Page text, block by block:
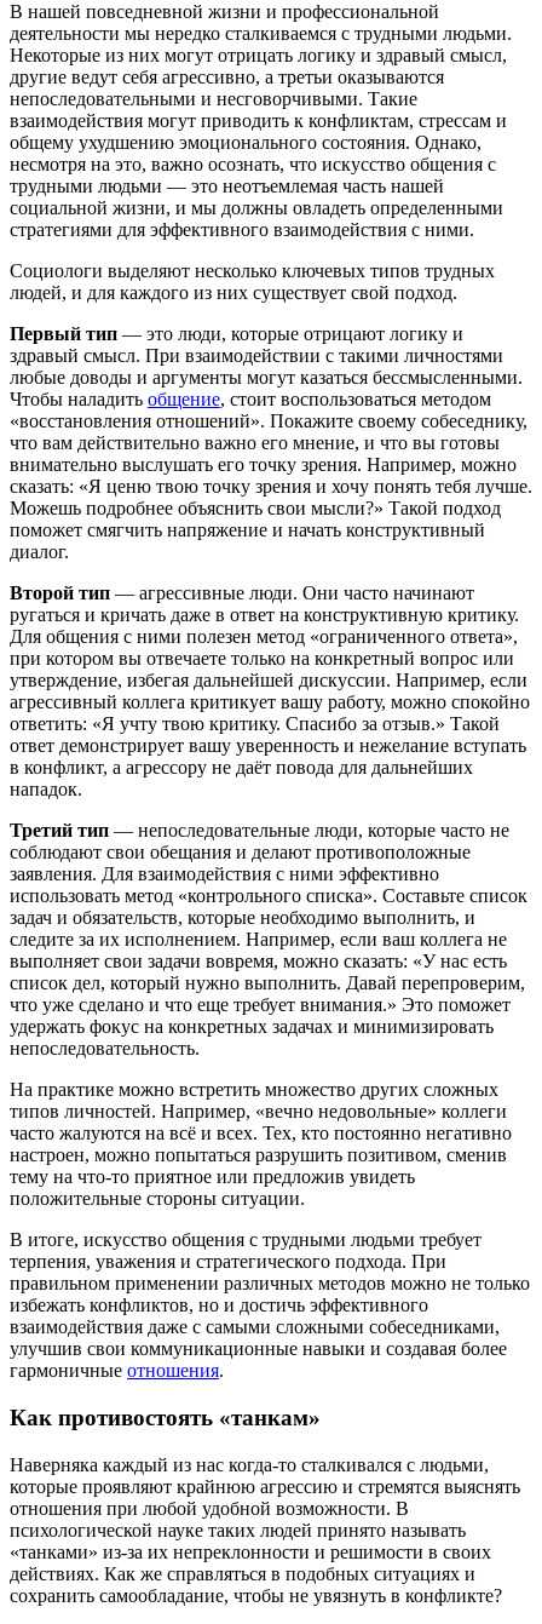
В нашей повседневной жизни и профессиональной
деятельности мы нередко сталкиваемся с трудными людьми.
Некоторые из них могут отрицать логику и здравый смысл,
другие ведут себя агрессивно, а третьи оказываются
непоследовательными и несговорчивыми. Такие
взаимодействия могут приводить к конфликтам, стрессам и
общему ухудшению эмоционального состояния. Однако,
несмотря на это, важно осознать, что искусство общения с
трудными людьми — это неотъемлемая часть нашей
социальной жизни, и мы должны овладеть определенными
стратегиями для эффективного взаимодействия с ними.
Социологи выделяют несколько ключевых типов трудных
людей, и для каждого из них существует свой подход.
Первый тип — это люди, которые отрицают логику и
здравый смысл. При взаимодействии с такими личностями
любые доводы и аргументы могут казаться бессмысленными.
Чтобы наладить общение, стоит воспользоваться методом
«восстановления отношений». Покажите своему собеседнику,
что вам действительно важно его мнение, и что вы готовы
внимательно выслушать его точку зрения. Например, можно
сказать: «Я ценю твою точку зрения и хочу понять тебя лучше.
Можешь подробнее объяснить свои мысли?» Такой подход
поможет смягчить напряжение и начать конструктивный
диалог.
Второй тип — агрессивные люди. Они часто начинают
ругаться и кричать даже в ответ на конструктивную критику.
Для общения с ними полезен метод «ограниченного ответа»,
при котором вы отвечаете только на конкретный вопрос или
утверждение, избегая дальнейшей дискуссии. Например, если
агрессивный коллега критикует вашу работу, можно спокойно
ответить: «Я учту твою критику. Спасибо за отзыв.» Такой
ответ демонстрирует вашу уверенность и нежелание вступать
в конфликт, а агрессору не даёт повода для дальнейших
нападок.
Третий тип — непоследовательные люди, которые часто не
соблюдают свои обещания и делают противоположные
заявления. Для взаимодействия с ними эффективно
использовать метод «контрольного списка». Составьте список
задач и обязательств, которые необходимо выполнить, и
следите за их исполнением. Например, если ваш коллега не
выполняет свои задачи вовремя, можно сказать: «У нас есть
список дел, который нужно выполнить. Давай перепроверим,
что уже сделано и что еще требует внимания.» Это поможет
удержать фокус на конкретных задачах и минимизировать
непоследовательность.
На практике можно встретить множество других сложных
типов личностей. Например, «вечно недовольные» коллеги
часто жалуются на всё и всех. Тех, кто постоянно негативно
настроен, можно попытаться разрушить позитивом, сменив
тему на что-то приятное или предложив увидеть
положительные стороны ситуации.
В итоге, искусство общения с трудными людьми требует
терпения, уважения и стратегического подхода. При
правильном применении различных методов можно не только
избежать конфликтов, но и достичь эффективного
взаимодействия даже с самыми сложными собеседниками,
улучшив свои коммуникационные навыки и создавая более
гармоничные отношения.
Как противостоять «танкам»
Наверняка каждый из нас когда-то сталкивался с людьми,
которые проявляют крайнюю агрессию и стремятся выяснять
отношения при любой удобной возможности. В
психологической науке таких людей принято называть
«танками» из-за их непреклонности и решимости в своих
действиях. Как же справляться в подобных ситуациях и
сохранить самообладание, чтобы не увязнуть в конфликте?